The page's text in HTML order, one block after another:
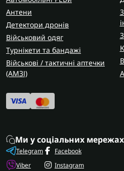
Антени
Детектори дронів
Військовий одяг
Турнікети та бандажі
Військові / тактичні аптечки
(AMЗІ)
Ми у соціальних мережах
Telegram
Viber
Facebook
Instagram